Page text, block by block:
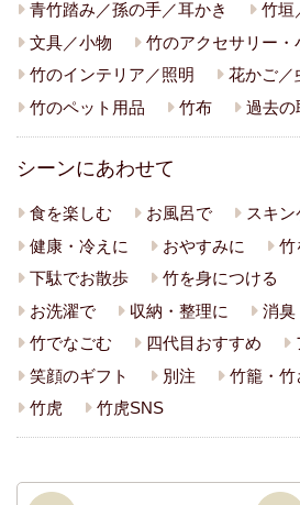
青竹踏み／孫の手／耳かき
竹垣
文具／小物
竹のアクセサリー・
竹のインテリア／照明
花かご／
竹のペット用品
竹布 過去の
シーンにあわせて
食を楽しむ お風呂で
スキン
健康・冷えに
おやすみに
竹
下駄でお散歩
竹を身につける
お洗濯で
収納・整理に
消臭
竹でなごむ
四代目おすすめ
笑顔のギフト
別注
竹籠・竹
竹虎
竹虎SNS